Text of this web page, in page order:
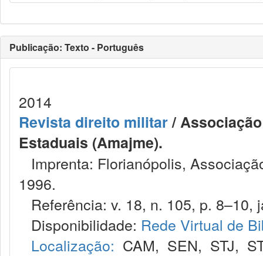
Publicação: Texto - Português
2014
Revista direito militar/
Estaduais (Amajme).
Imprenta: Florianópolis,
1996.
Referência: v. 18, n. 105, p. 8–10,
Disponibilidade: Rede Virtual de
Localização: CAM, SEN, STJ,